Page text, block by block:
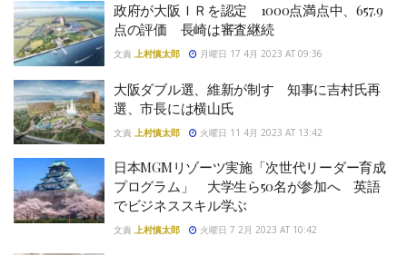
政府が大阪ＩＲを認定 1000点満点中、657.9
点の評価 長崎は審査継続
文責 上村慎太郎 月曜日 17 4月 2023 AT 09:36
大阪ダブル選、維新が制す 知事に吉村氏再
選、市長には横山氏
文責 上村慎太郎 火曜日 11 4月 2023 AT 13:42
日本MGMリゾーツ実施「次世代リーダー育成
プログラム」 大学生ら50名が参加へ 英語
でビジネススキル学ぶ
文責 上村慎太郎 火曜日 7 2月 2023 AT 10:42